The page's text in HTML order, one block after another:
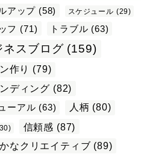
アップ (58) スケジュール (29)
フ (71) トラブル (63)
ネスブログ (159)
作り
(79)
ディング (82)
ーアル (63) 人柄 (80)
信頼感 (87)
なクリエイティブ (89)